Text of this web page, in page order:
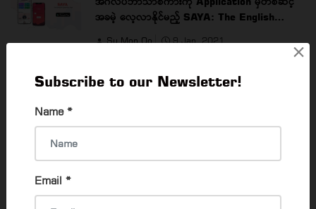
×
Subscribe to our Newsletter!
Name *
Email *
အခမဲ့ လေ့လာနိုင်မည့် SAYA: The English
Su Mon Oo 9 Jan, 2021